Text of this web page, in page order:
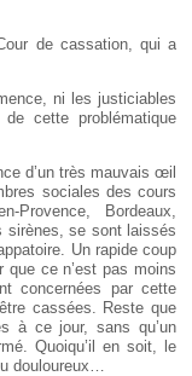
de cassation, qui a
ni les justiciables
cette problématique
d’un très mauvais œil
sociales des cours
Provence, Bordeaux,
sirènes, se sont laissés
Un rapide coup
ce n’est pas moins
concernées par cette
cassées. Reste que
à ce jour, sans qu’un
Quoiqu’il en soit, le
douloureux…